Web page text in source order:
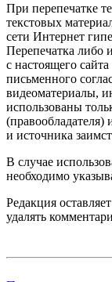
При перепечатке
текстовых
сети Интернет
Перепечатка либо
с настоящего
письменного
видеоматериалы,
использованы
(правообладателя)
и источника
В случае
необходимо
Редакция
удалять